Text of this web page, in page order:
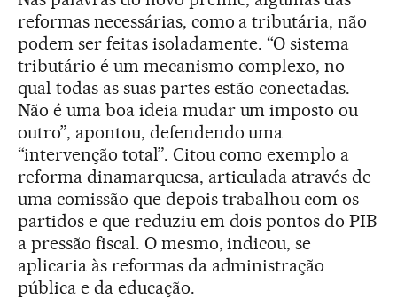
reformas necessárias, como a tributária, não
podem ser feitas isoladamente. “O sistema
tributário é um mecanismo complexo, no
qual todas as suas partes estão conectadas.
Não é uma boa ideia mudar um imposto ou
outro”, apontou, defendendo uma
“intervenção total”. Citou como exemplo a
reforma dinamarquesa, articulada através de
uma comissão que depois trabalhou com os
partidos e que reduziu em dois pontos do PIB
a pressão fiscal. O mesmo, indicou, se
aplicaria às reformas da administração
pública e da educação.